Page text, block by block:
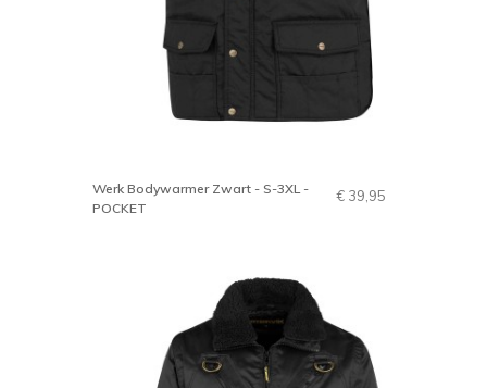
Werk Bodywarmer Zwart - S-3XL -
POCKET
€ 39,95